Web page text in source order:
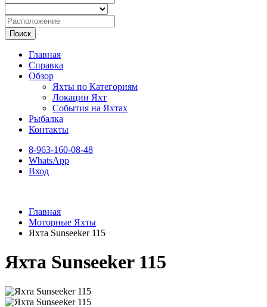
Поиск
Главная
Справка
Обзор
Яхты по Категориям
Локации Яхт
События на Яхтах
Рыбалка
Контакты
8-963-160-08-48
WhatsApp
Вход
Главная
Моторные Яхты
Яхта Sunseeker 115
Яхта Sunseeker 115